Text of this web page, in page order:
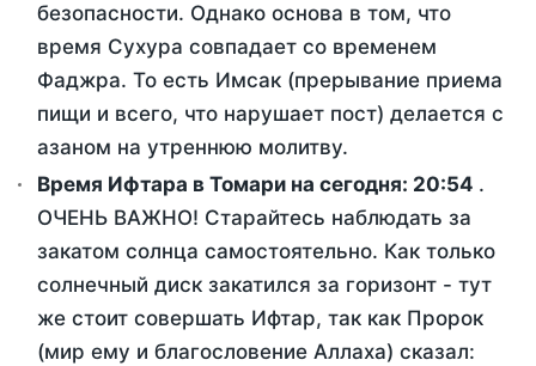
безопасности. Однако основа в том, что
время Сухура совпадает со временем
Фаджра. То есть Имсак (прерывание приема
пищи и всего, что нарушает пост) делается с
азаном на утреннюю молитву.
Время Ифтара в Томари на сегодня: 20:54 .
ОЧЕНЬ ВАЖНО! Старайтесь наблюдать за
закатом солнца самостоятельно. Как только
солнечный диск закатился за горизонт - тут
же стоит совершать Ифтар, так как Пророк
(мир ему и благословение Аллаха) сказал: